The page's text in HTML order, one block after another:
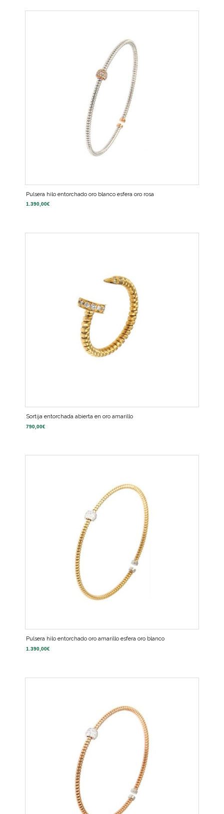
Pulsera hilo entorchado oro blanco esfera oro rosa
1.390,00€
Sortija entorchada abierta en oro amarillo
790,00€
Pulsera hilo entorchado oro amarillo esfera oro blanco
1.390,00€